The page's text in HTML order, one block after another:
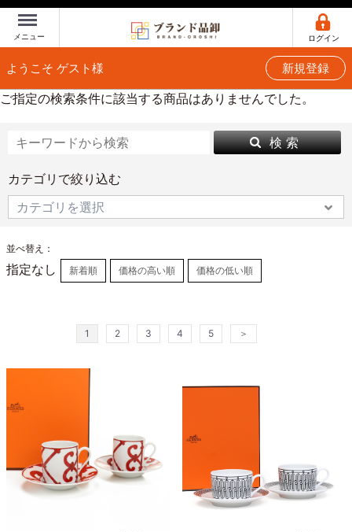
Menu
メニュー ログイン
ようこそ ゲスト様 新規登録
ご指定の検索条件に該当する商品はありませんでした。
検 索
カテゴリで絞り込む
並べ替え：
指定なし 新着順 価格の高い順 価格の低い順
1 2 3 4 5 ＞